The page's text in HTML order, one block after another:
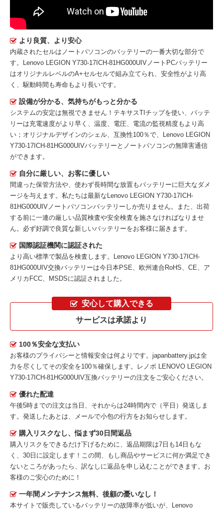
より良質、より安心
内蔵されたセルはノートパソコンのバッテリーの一番大切な部分で
す。
Lenovo LEGION Y730-17ICH-81HG000UIVノートPCバッテリー
はオリジナルレベルのA+セルセルで組み立てられ、安全性がより高
く、駆動時間も寿命もより長いです。
設備が分かる、気持ちがもっと分かる
システムの安定は無視できません！テキサスTIチップを使い、バッテ
リーは充電速度がより早く、温度、電圧、電流の監視精度もより高
い；オリジナルデザインのシェル、互換性100％で、Lenovo LEGION
Y730-17ICH-81HG000UIVバッテリーとノートパソコンの無障害通信
ができます。
自分に厳しい、お客に優しい
間違った保管方法や、使わず長時間な放置もバッテリーに巨大なダメ
ージを与えます。私たちは最新な Lenovo LEGION Y730-17ICH-
81HG000UIVノートパソコンバッテリー しか売りません。また、出荷
する前に一連の厳しい品質検査や安全検査を施さなければなりませ
ん。必ず好調で良質な新しいバッテリーをお客様に届きます。
国際認証機関に認証された
より高い標準で製品を検査します。Lenovo LEGION Y730-17ICH-
81HG000UIV交換バッテリーは今日本PSE、欧州連合RoHS、CE、ア
メリカFCC、MSDSに認証されました。
安心して購入できる
サービスは承諾より
100％安全な支払い
お客様のプライバシーと情報安全は何よりです。japanbattery.jpは全
力を尽くしてその安全を100％確保します。
レノボ LENOVO LEGION
Y730-17ICH-81HG000UIV互換バッテリーの注文をご安心ください。
優れた配達
午後5時までの注文は当日、それからは24時間内で（平日）発送しま
す。発送したあとは、メールで小包の行方をお知らせします。
購入リスクなし、悩まず30日間返品
購入リスクをできるだけ下げるために、返品期限は7日も14日もな
く、30日に設定します！この間、もし商品やサービスに何か満足でき
ないところがあったら、訳なしに返品を申し込むことができます。お
客様のご安心のために！
一年間メンテナンス無料、後顧の憂いなし！
本サイトで販売しているバッテリーの故障率が低いが、
Lenovo